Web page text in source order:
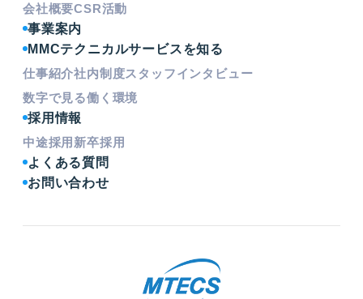
会社概要CSR活動
事業案内
MMCテクニカルサービスを知る
仕事紹介社内制度スタッフインタビュー
数字で見る働く環境
採用情報
中途採用 新卒採用
よくある質問
お問い合わせ